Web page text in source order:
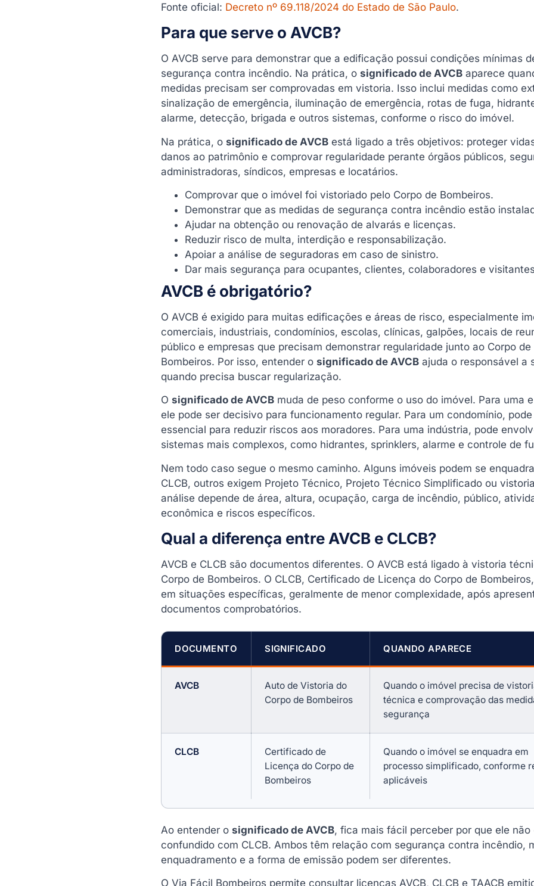
Fonte oficial: Decreto nº 69.118/2024 do Estado de São Paulo.
Para que serve o AVCB?
O AVCB serve para demonstrar que a edificação possui condições mínimas
segurança contra incêndio. Na prática, osignificado de AVCB aparece
medidas precisam ser comprovadas em vistoria. Isso inclui medidas como
sinalização de emergência, iluminação de emergência, rotas de fuga,
alarme, detecção, brigada e outros sistemas, conforme o risco do imóvel.
Na prática, osignificado de AVCB está ligado a três objetivos: proteger
danos ao patrimônio e comprovar regularidade perante órgãos públicos,
administradoras, síndicos, empresas e locatários.
Comprovar que o imóvel foi vistoriado pelo Corpo de Bombeiros.
Demonstrar que as medidas de segurança contra incêndio estão
Ajudar na obtenção ou renovação de alvarás e licenças.
Reduzir risco de multa, interdição e responsabilização.
Apoiar a análise de seguradoras em caso de sinistro.
Dar mais segurança para ocupantes, clientes, colaboradores e
AVCB é obrigatório?
O AVCB é exigido para muitas edificações e áreas de risco, especialmente
comerciais, industriais, condomínios, escolas, clínicas, galpões, locais de
público e empresas que precisam demonstrar regularidade junto ao Corpo de
Bombeiros. Por isso, entender osignificado de AVCB ajuda o responsável a
quando precisa buscar regularização.
Osignificado de AVCB muda de peso conforme o uso do imóvel. Para uma
ele pode ser decisivo para funcionamento regular. Para um condomínio,
essencial para reduzir riscos aos moradores. Para uma indústria, pode
sistemas mais complexos, como hidrantes, sprinklers, alarme e controle de
Nem todo caso segue o mesmo caminho. Alguns imóveis podem se
CLCB, outros exigem Projeto Técnico, Projeto Técnico Simplificado ou
análise depende de área, altura, ocupação, carga de incêndio, público,
econômica e riscos específicos.
Qual a diferença entre AVCB e CLCB?
AVCB e CLCB são documentos diferentes. O AVCB está ligado à vistoria
Corpo de Bombeiros. O CLCB, Certificado de Licença do Corpo de
em situações específicas, geralmente de menor complexidade, após
documentos comprobatórios.
DOCUMENTO SIGNIFICADO QUANDO APARECE
AVCB
Auto de Vistoria do
Corpo de Bombeiros
Quando o imóvel precisa de
técnica e comprovação das
segurança
CLCB
Certificado de
Licença do Corpo de
Bombeiros
Quando o imóvel se enquadra em
processo simplificado, conforme
aplicáveis
Ao entender osignificado de AVCB, fica mais fácil perceber por que ele não
confundido com CLCB. Ambos têm relação com segurança contra incêndio,
enquadramento e a forma de emissão podem ser diferentes.
O Via Fácil Bombeiros permite consultar licenças AVCB, CLCB e TAACB